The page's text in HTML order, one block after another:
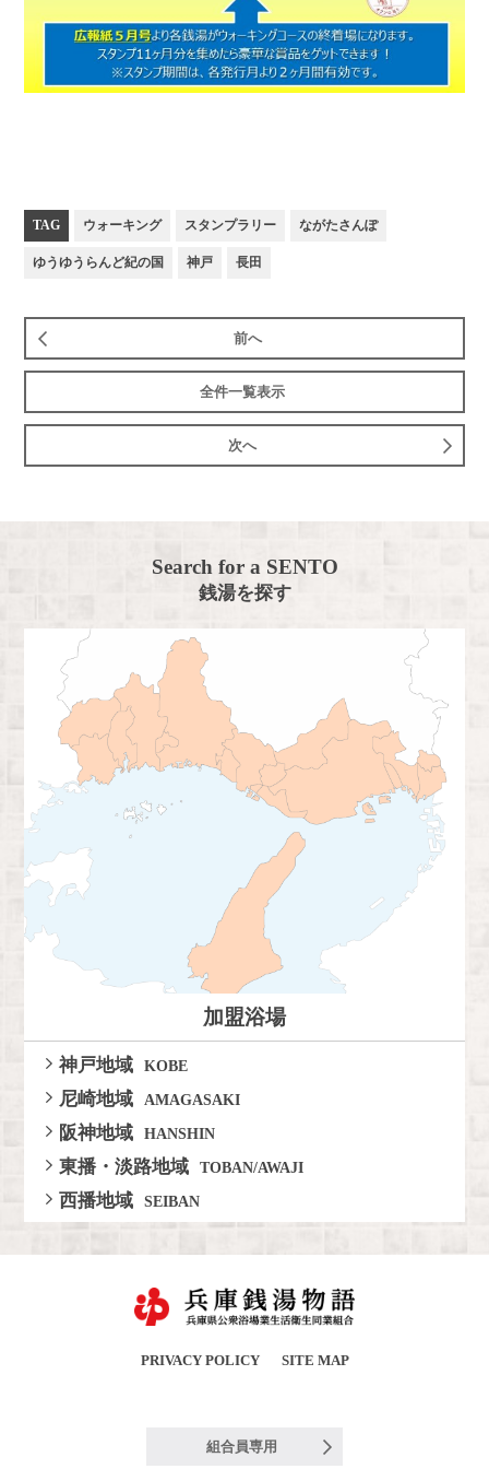
TAG ウォーキング スタンプラリー ながたさんぽ
ゆうゆうらんど紀の国 神戸 長田
前へ
全件一覧表示
次へ
Search for a SENTO
銭湯を探す
加盟浴場
神戸地域 KOBE
尼崎地域 AMAGASAKI
阪神地域 HANSHIN
東播・淡路地域 TOBAN/AWAJI
西播地域 SEIBAN
PRIVACY POLICY SITE MAP
組合員専用